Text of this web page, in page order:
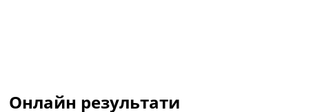
Онлайн результати